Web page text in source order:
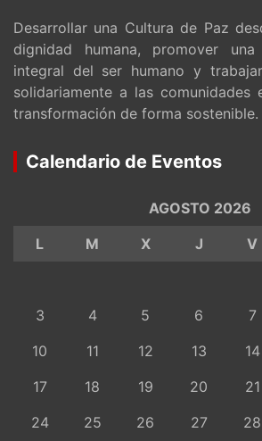
Desarrollar una Cultura de Paz
dignidad humana, promover
integral del ser humano y
solidariamente a las comunidades
transformación de forma sostenible.
Calendario de Eventos
AGOSTO 2026
L
M X J V
3
4 5 6 7
10
11 12 13 14
17
18 19 20 21
24
25 26 27 28